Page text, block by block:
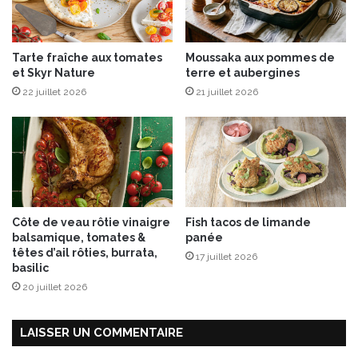
m
b
a
w
a
Tarte fraîche aux tomates
et Skyr Nature
22 juillet 2026
Moussaka aux pommes de
terre et aubergines
21 juillet 2026
Côte de veau rôtie vinaigre
balsamique, tomates &
têtes d’ail rôties, burrata,
basilic
20 juillet 2026
Fish tacos de limande
panée
17 juillet 2026
LAISSER UN COMMENTAIRE